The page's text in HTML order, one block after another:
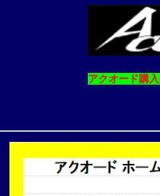
アクオード購